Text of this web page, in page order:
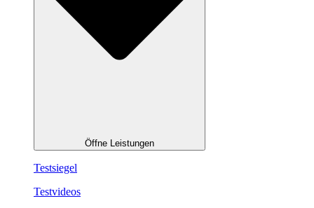
Öffne Leistungen
Testsiegel
Testvideos